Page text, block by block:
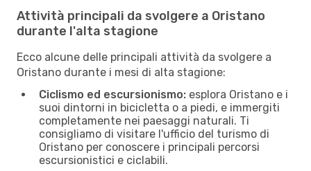
Attività principali da svolgere a Oristano
durante l'alta stagione
Ecco alcune delle principali attività da svolgere a
Oristano durante i mesi di alta stagione:
Ciclismo ed escursionismo: esplora Oristano e i
suoi dintorni in bicicletta o a piedi, e immergiti
completamente nei paesaggi naturali. Ti
consigliamo di visitare l'ufficio del turismo di
Oristano per conoscere i principali percorsi
escursionistici e ciclabili.